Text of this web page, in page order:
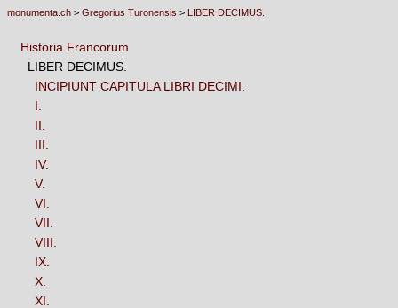
monumenta.ch > Gregorius Turonensis > LIBER DECIMUS.
Historia Francorum
LIBER DECIMUS.
INCIPIUNT CAPITULA LIBRI DECIMI.
I.
II.
III.
IV.
V.
VI.
VII.
VIII.
IX.
X.
XI.